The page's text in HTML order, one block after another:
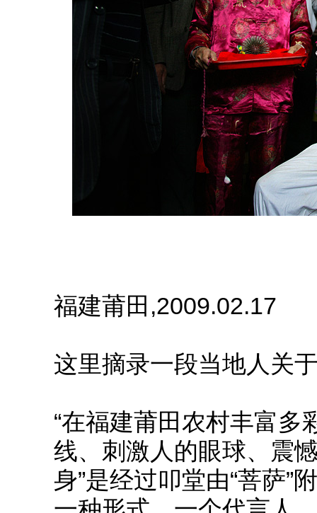
福建莆田,2009.02.17
这里摘录一段当地人关
“在福建莆田农村丰富多
线、刺激人的眼球、震
身”是经过叩堂由“菩萨”